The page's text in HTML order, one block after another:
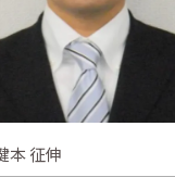
本 征伸